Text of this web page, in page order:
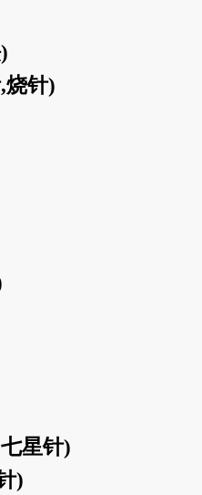
烧针)
星针)
)